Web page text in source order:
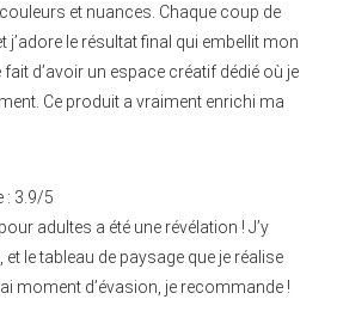
et nuances. Chaque coup de
j’adore le résultat final qui embellit mon
fait d’avoir un espace créatif dédié où je
Ce produit a vraiment enrichi ma
: 3.9/5
adultes a été une révélation ! J’y
le tableau de paysage que je réalise
moment d’évasion, je recommande !